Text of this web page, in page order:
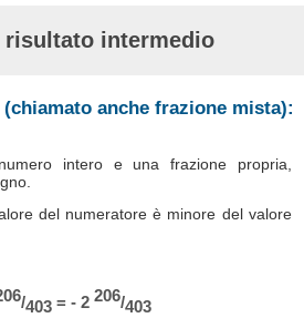
intermedio
anche frazione mista):
intero e una frazione propria,
del numeratore è minore del valore
/403 = - 2 206/403